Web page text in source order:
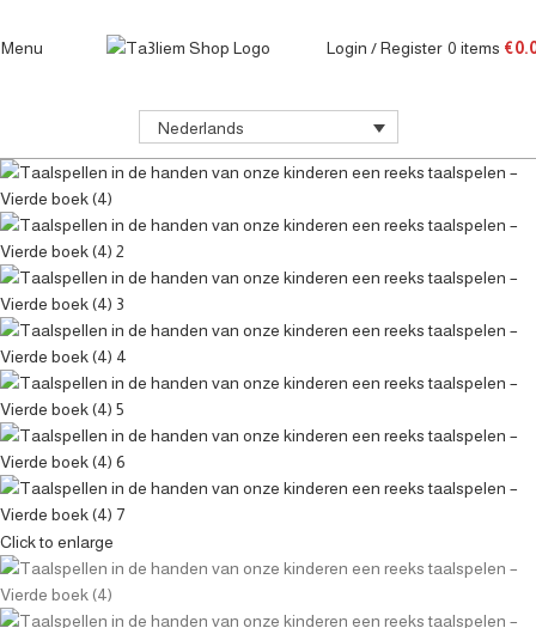
Menu Login / Register 0 items €
Nederlands
Click to enlarge